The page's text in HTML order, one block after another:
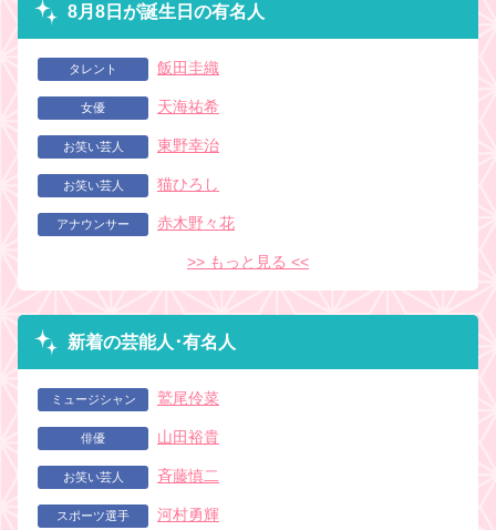
8月8日が誕生日の有名人
タレント 飯田圭織
女優 天海祐希
お笑い芸人 東野幸治
お笑い芸人 猫ひろし
アナウンサー 赤木野々花
>> もっと見る <<
新着の芸能人･有名人
ミュージシャン 鷲尾伶菜
俳優 山田裕貴
お笑い芸人 斉藤慎二
スポーツ選手 河村勇輝